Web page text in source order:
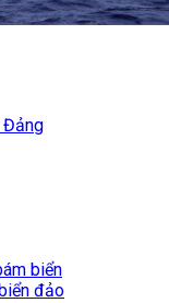
Đảng
biển
đảo